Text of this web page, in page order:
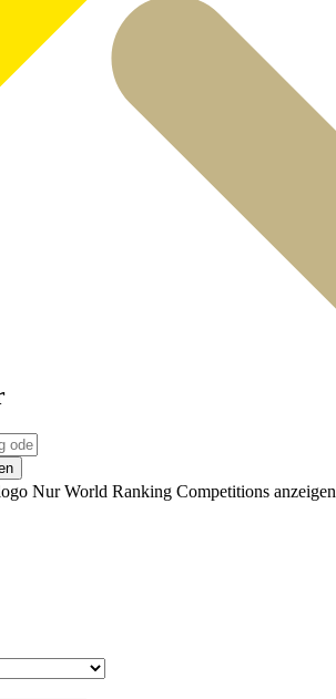
Nur World Ranking Competitions anzeigen